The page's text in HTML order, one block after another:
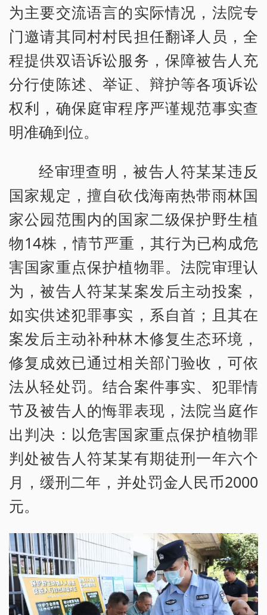
为主要交流语言的实际情况，法院专
门邀请其同村村民担任翻译人员，全
程提供双语诉讼服务，保障被告人充
分行使陈述、举证、辩护等各项诉讼
权利，确保庭审程序严谨规范事实查
明准确到位。
经审理查明，被告人符某某违反
国家规定，擅自砍伐海南热带雨林国
家公园范围内的国家二级保护野生植
物14株，情节严重，其行为已构成危
害国家重点保护植物罪。法院审理认
为，被告人符某某案发后主动投案，
如实供述犯罪事实，系自首；且其在
案发后主动补种林木修复生态环境，
修复成效已通过相关部门验收，可依
法从轻处罚。结合案件事实、犯罪情
节及被告人的悔罪表现，法院当庭作
出判决：以危害国家重点保护植物罪
判处被告人符某某有期徒刑一年六个
月，缓刑二年，并处罚金人民币2000
元。